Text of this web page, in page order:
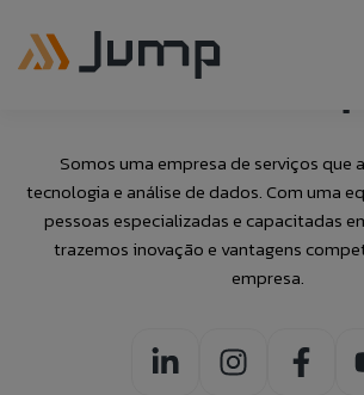
SOBRE NÓS
ESPECIALIDADES
Somos uma empresa de serviços que
tecnologia e análise de dados. Com uma
pessoas especializadas e capacitadas
trazemos inovação e vantagens
empresa.
Fale Conosco
Caso queira realizar alguma
botão ao lado:
ACESSAR FORMULÁRIO
Talk to Us
ACCESS ANONYMOUS
Banco de
Currículos
adicionar suas informações ao